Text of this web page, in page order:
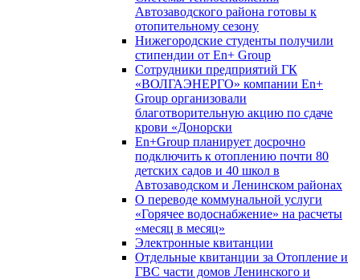
Автозаводского района готовы к
отопительному сезону
Нижегородские студенты получили
стипендии от En+ Group
Сотрудники предприятий ГК
«ВОЛГАЭНЕРГО» компании En+
Group организовали
благотворительную акцию по сдаче
крови «Донорски
En+Group планирует досрочно
подключить к отоплению почти 80
детских садов и 40 школ в
Автозаводском и Ленинском районах
О переводе коммунальной услуги
«Горячее водоснабжение» на расчеты
«месяц в месяц»
Электронные квитанции
Отдельные квитанции за Отопление и
ГВС части домов Ленинского и